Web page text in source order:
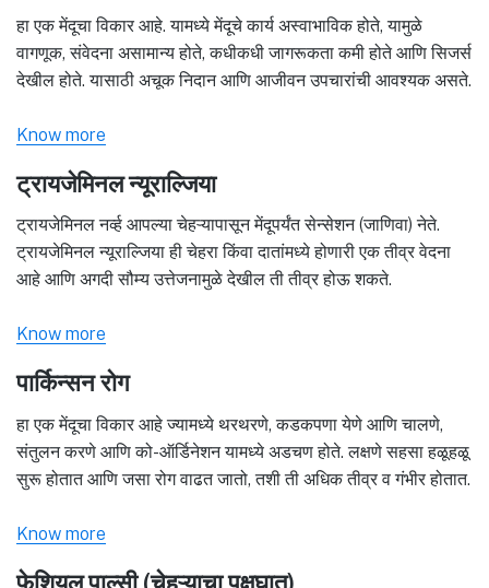
हा एक मेंदूचा विकार आहे. यामध्ये मेंदूचे कार्य अस्वाभाविक होते, यामुळे
वागणूक, संवेदना असामान्य होते, कधीकधी जागरूकता कमी होते आणि सिजर्स
देखील होते. यासाठी अचूक निदान आणि आजीवन उपचारांची आवश्यक असते.
Know more
ट्रायजेमिनल न्यूराल्जिया
ट्रायजेमिनल नर्व्ह आपल्या चेहऱ्यापासून मेंदूपर्यंत सेन्सेशन (जाणिवा) नेते.
ट्रायजेमिनल न्यूराल्जिया ही चेहरा किंवा दातांमध्ये होणारी एक तीव्र वेदना
आहे आणि अगदी सौम्य उत्तेजनामुळे देखील ती तीव्र होऊ शकते.
Know more
पार्किन्सन रोग
हा एक मेंदूचा विकार आहे ज्यामध्ये थरथरणे, कडकपणा येणे आणि चालणे,
संतुलन करणे आणि को-ऑर्डिनेशन यामध्ये अडचण होते. लक्षणे सहसा हळूहळू
सुरू होतात आणि जसा रोग वाढत जातो, तशी ती अधिक तीव्र व गंभीर होतात.
Know more